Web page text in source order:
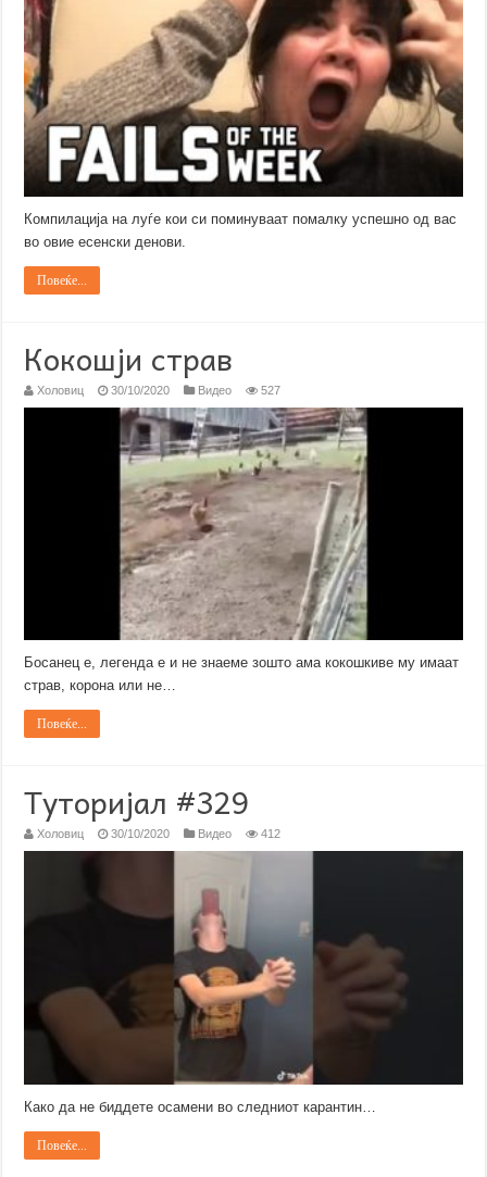
Компилација на луѓе кои си поминуваат помалку успешно од вас
во овие есенски денови.
Повеќе...
Кокошји страв
Холовиц 30/10/2020 Видео 527
Босанец е, легенда е и не знаеме зошто ама кокошкиве му имаат
страв, корона или не…
Повеќе...
Туторијал #329
Холовиц 30/10/2020 Видео 412
Како да не биддете осамени во следниот карантин…
Повеќе...